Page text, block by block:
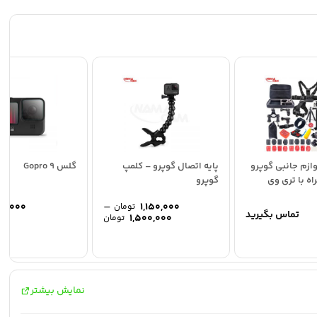
جانبی گوپرو
تماس بگیرید
پایه اتصال گوپرو – کلمپ
گوپرو
1,150,000 تومان –
1,500,000 تومان
1,500,000 تومان
گلس Gopro 9
نمایش بیشتر